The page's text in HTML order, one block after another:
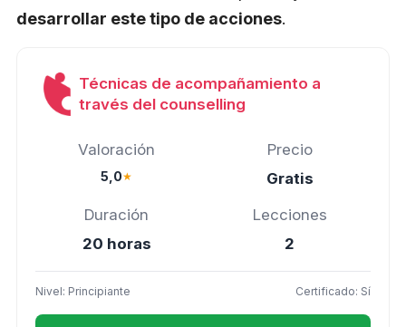
desarrollar este tipo de acciones.
Técnicas de acompañamiento a
través del counselling
Valoración
5,0★
Precio
Gratis
Duración
20 horas
Lecciones
2
Nivel: Principiante Certificado: Sí